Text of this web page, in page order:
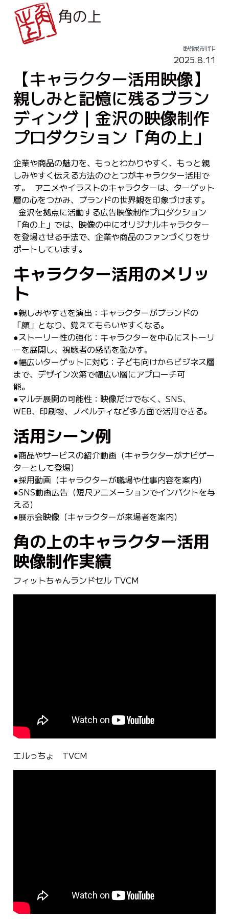
映像制作
2025.8.11
【キャラクター活用映像】
親しみと記憶に残るブラン
ディング｜金沢の映像制作
プロダクション「角の上」
企業や商品の魅力を、もっとわかりやすく、もっと親
しみやすく伝える方法のひとつがキャラクター活用で
す。 アニメやイラストのキャラクターは、ターゲット
層の心をつかみ、ブランドの世界観を印象づけます。
金沢を拠点に活動する広告映像制作プロダクション
「角の上」では、映像の中にオリジナルキャラクター
を登場させる手法で、企業や商品のファンづくりをサ
ポートしています。
キャラクター活用のメリッ
ト
●親しみやすさを演出：キャラクターがブランドの
「顔」となり、覚えてもらいやすくなる。
●ストーリー性の強化：キャラクターを中心にストーリ
ーを展開し、視聴者の感情を動かす。
●幅広いターゲットに対応：子ども向けからビジネス層
まで、デザイン次第で幅広い層にアプローチ可
能
●マルチ展開の可能性：映像だけでなく、SNS、
WEB、印刷物、ノベルティなど多方面で活用できる。
活用シーン例
●商品やサービスの紹介動画（キャラクターがナビゲー
ターとして登場）
●採用動画（キャラクターが職場や仕事内容を案内）
●SNS動画広告（短尺アニメーションでインパクトを与
える）
●展示会映像（キャラクターが来場者を案内）
角の上のキャラクター活用
映像制作実績
フィットちゃんランドセル TVCM
エルっちょ TVCM